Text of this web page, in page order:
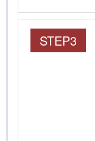
STEP3